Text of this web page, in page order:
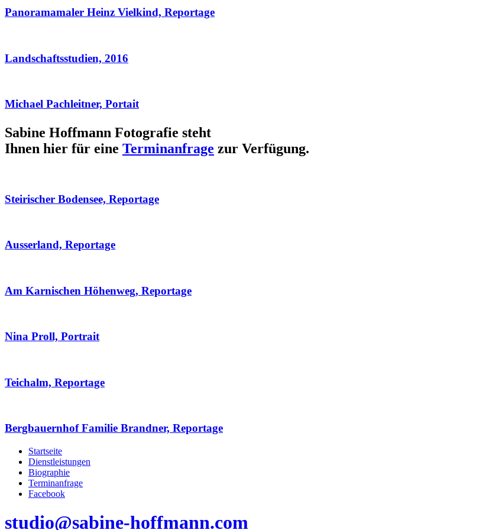
Panoramamaler Heinz Vielkind, Reportage
Landschaftsstudien, 2016
Michael Pachleitner, Portait
Sabine Hoffmann Fotografie steht
Ihnen hier für eine Terminanfrage zur Verfügung.
Steirischer Bodensee, Reportage
Ausserland, Reportage
Am Karnischen Höhenweg, Reportage
Nina Proll, Portrait
Teichalm, Reportage
Bergbauernhof Familie Brandner, Reportage
Startseite
Dienstleistungen
Biographie
Terminanfrage
Facebook
studio@sabine-hoffmann.com